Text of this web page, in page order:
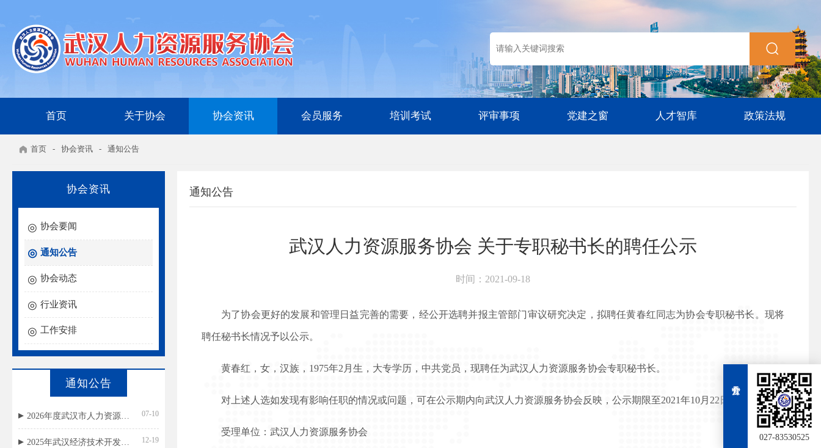
027-83530525
首页 关于协会 协会资讯 会员服务 培训考试 评审事项 党建之窗 人才智库 政策法规
首页 - 协会资讯 - 通知公告
协会资讯
协会要闻
通知公告
协会动态
行业资讯
工作安排
通知公告
2026年度武汉市人力资源外包服务等级评价结果公示 07-10
2025年武汉经济技术开发区（汉南区）民政局残疾人就业援助岗位招聘总成绩公示 12-19
通知公告
武汉人力资源服务协会 关于专职秘书长的聘任公示
时间：2021-09-18
为了协会更好的发展和管理日益完善的需要，经公开选聘并报主管部门审议研究决定，拟聘任黄春红同志为协会专职秘书长。现将
聘任秘书长情况予以公示。
黄春红，女，汉族，1975年2月生，大专学历，中共党员，现聘任为武汉人力资源服务协会专职秘书长。
对上述人选如发现有影响任职的情况或问题，可在公示期内向武汉人力资源服务协会反映，公示期限至2021年10月22日。
受理单位：武汉人力资源服务协会